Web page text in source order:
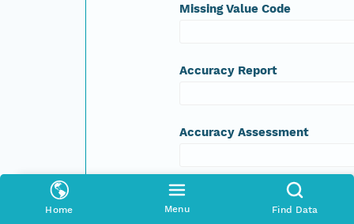
Home Menu Find Data
Missing Value Code
Accuracy Report
Accuracy Assessment
Coverage